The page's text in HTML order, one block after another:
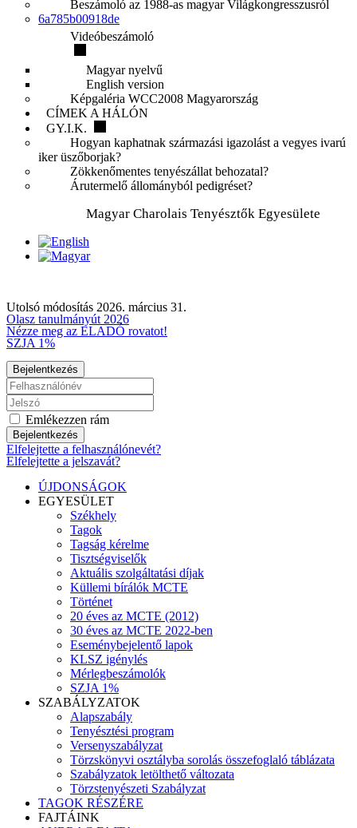
Beszámoló az 1988-as magyar Világkongresszusról
6a785b00918de
Videóbeszámoló
Magyar nyelvű
English version
Képgaléria WCC2008 Magyarország
CÍMEK A HÁLÓN
GY.I.K.
Hogyan kaphatnak származási igazolást a vegyes ivarú
iker üszőborjak?
Zökkenőmentes tenyészállat behozatal?
Árutermelő állományból pedigréset?
Magyar Charolais Tenyésztők Egyesülete
Utolsó módosítás 2026. március 31.
Olasz tanulmányút 2026
Nézze meg az ELADÓ rovatot!
SZJA 1%
Bejelentkezés
Emlékezzen rám
Bejelentkezés
Elfelejtette a felhasználónevét?
Elfelejtette a jelszavát?
ÚJDONSÁGOK
EGYESÜLET
Székhely
Tagok
Tagság kérelme
Tisztségviselők
Aktuális szolgáltatási díjak
Küllemi bírálók MCTE
Történet
20 éves az MCTE (2012)
30 éves az MCTE 2022-ben
Eseménybejelentő lapok
KLSZ igénylés
Mérlegbeszámolók
SZJA 1%
SZABÁLYZATOK
Alapszabály
Tenyésztési program
Versenyszabályzat
Törzskönyvi osztályba sorolás összefoglaló táblázata
Szabályzatok letölthető változata
Törzstenyészeti Szabályzat
TAGOK RÉSZÉRE
FAJTÁINK